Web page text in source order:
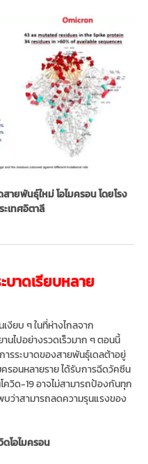
ายพันธุ์ใหม่ โอไมครอน โดยโรง
เทศอิตาลี
บาดเรียบหลาย
งียบ ๆ ในที่ห่างไกลจาก
นไปอย่างรวดเร็วมาก ๆ ตอนนี้
รระบาดของสายพันธุ์เดลต้าอยู่
รอนหลายราย ได้รับการฉีดวัคซีน
วิด-19 อาจไม่สามารถป้องกันทุก
บว่าสามารถลดความรุนแรงของ
ดโอไมครอน